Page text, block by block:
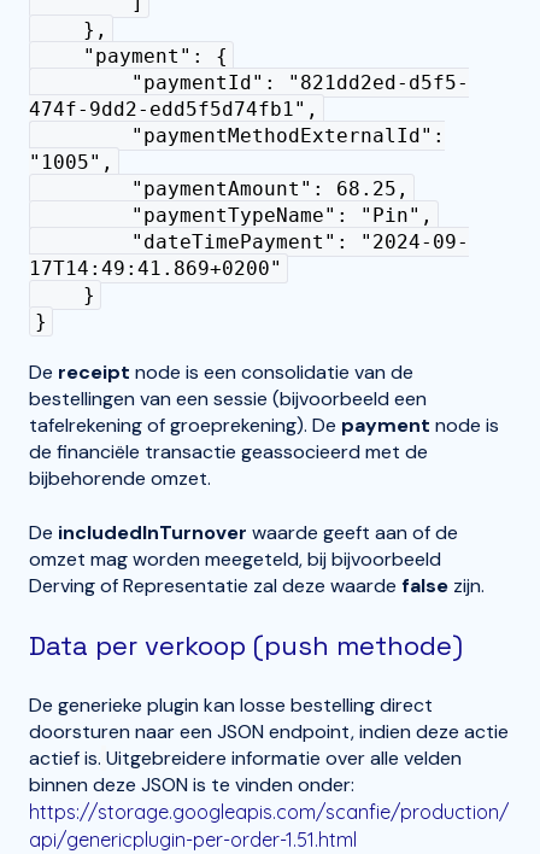
},
"payment": {
"paymentId": "821dd2ed-d5f5-
474f-9dd2-edd5f5d74fb1",
"paymentMethodExternalId":
"1005",
"paymentAmount": 68.25,
"paymentTypeName": "Pin",
"dateTimePayment": "2024-09-
17T14:49:41.869+0200"
}
}
De receipt node is een consolidatie van de
bestellingen van een sessie (bijvoorbeeld een
tafelrekening of groeprekening). De payment node is
de financiële transactie geassocieerd met de
bijbehorende omzet.
De includedInTurnover waarde geeft aan of de
omzet mag worden meegeteld, bij bijvoorbeeld
Derving of Representatie zal deze waarde false zijn.
Data per verkoop (push methode)
De generieke plugin kan losse bestelling direct
doorsturen naar een JSON endpoint, indien deze actie
actief is. Uitgebreidere informatie overalle velden
binnen deze JSON is te vinden onder:
https://storage.googleapis.com/scanfie/production/
api/genericplugin-per-order-1.51.html